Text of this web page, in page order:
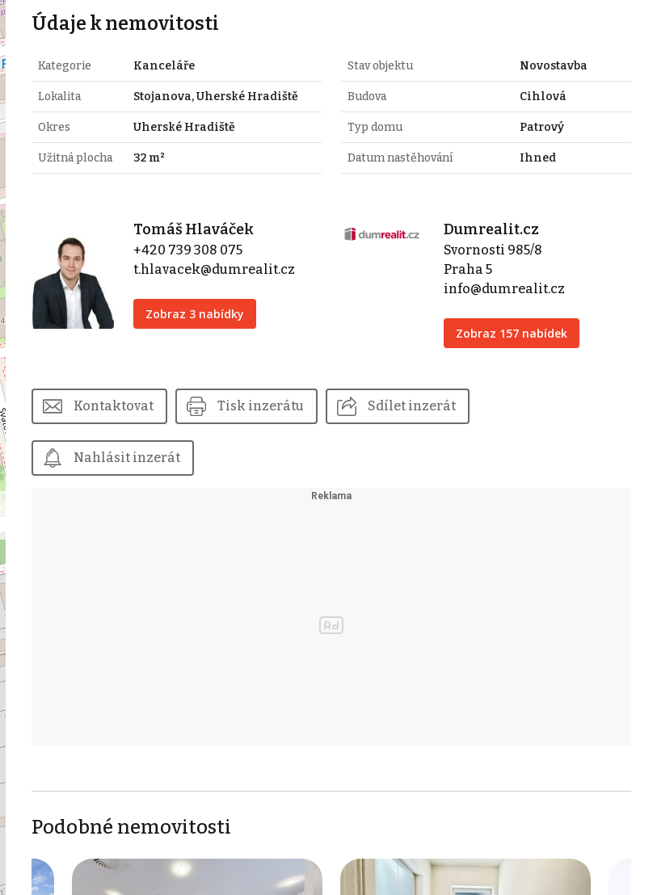
Údaje k nemovitosti
Kategorie Kanceláře
Lokalita Stojanova, Uherské Hradiště
Okres Uherské Hradiště
Užitná plocha 32 m²
Stav objektu Novostavba
Budova Cihlová
Typ domu Patrový
Datum nastěhování Ihned
Tomáš Hlaváček
+420 739 308 075
t.hlavacek@dumrealit.cz
Zobraz 3 nabídky
Dumrealit.cz
Svornosti 985/8
Praha 5
info@dumrealit.cz
Zobraz 157 nabídek
Kontaktovat Tisk inzerátu Sdílet inzerát
Nahlásit inzerát
Podobné nemovitosti